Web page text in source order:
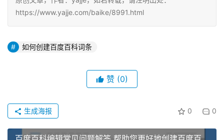
https://www.yajje.com/baike/8991.html
如何创建百度百科词条
赞 (0)
0 0
生成海报